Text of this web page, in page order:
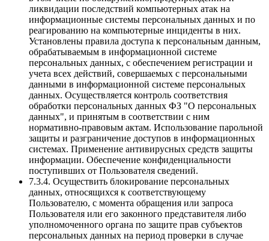
ликвидации последствий компьютерных атак на
информационные системы персональных данных и по
реагированию на компьютерные инциденты в них.
Установлены правила доступа к персональным данным,
обрабатываемым в информационной системе
персональных данных, с обеспечением регистрации и
учета всех действий, совершаемых с персональными
данными в информационной системе персональных
данных. Осуществляется контроль соответствия
обработки персональных данных ФЗ "О персональных
данных", и принятым в соответствии с ним
нормативно-правовым актам. Использование парольной
защиты и разграничение доступов в информационных
системах. Применение антивирусных средств защиты
информации. Обеспечение конфиденциальности
поступивших от Пользователя сведений.
7.3.4. Осуществить блокирование персональных
данных, относящихся к соответствующему
Пользователю, с момента обращения или запроса
Пользователя или его законного представителя либо
уполномоченного органа по защите прав субъектов
персональных данных на период проверки в случае